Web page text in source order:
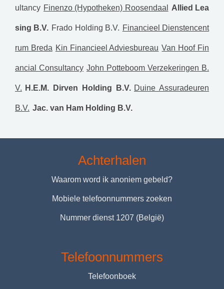
ultancy Finenzo (Hypotheken) Roosendaal Allied Lea
sing B.V. Frado Holding B.V. Financieel Dienstencent
rum Breda Kin Financieel Adviesbureau Van Hoof Fin
ancial Consultancy John Potteboom Verzekeringen B.
V. H.E.M. Dirven Holding B.V. Duine Assuradeuren
B.V. Jac. van Ham Holding B.V.
Achterhalen
Waarom word ik anoniem gebeld?
Mobiele telefoonnummers zoeken
Nummer dienst 1207 (België)
Telefoonnummers
Telefoonboek